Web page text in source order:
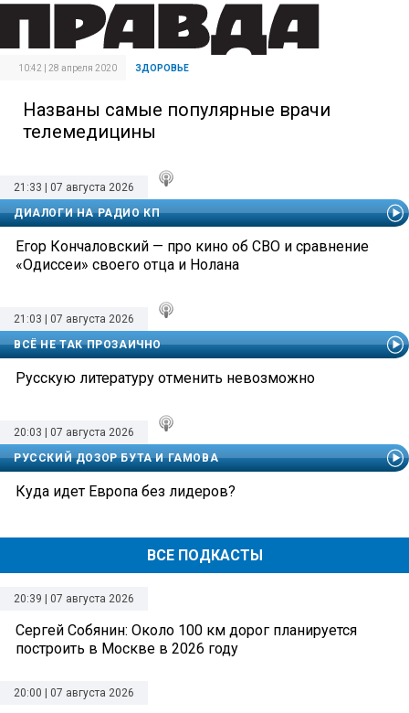
10:42 | 28 апреля 2020 ЗДОРОВЬЕ
Названы самые популярные врачи
телемедицины
ВСЕ ПОДКАСТЫ
21:33 | 07 августа 2026
ДИАЛОГИ НА РАДИО КП
Егор Кончаловский — про кино об СВО и сравнение
«Одиссеи» своего отца и Нолана
21:03 | 07 августа 2026
ВСЁ НЕ ТАК ПРОЗАИЧНО
Русскую литературу отменить невозможно
20:03 | 07 августа 2026
РУССКИЙ ДОЗОР БУТА И ГАМОВА
Куда идет Европа без лидеров?
20:39 | 07 августа 2026
Сергей Собянин: Около 100 км дорог планируется
построить в Москве в 2026 году
20:00 | 07 августа 2026